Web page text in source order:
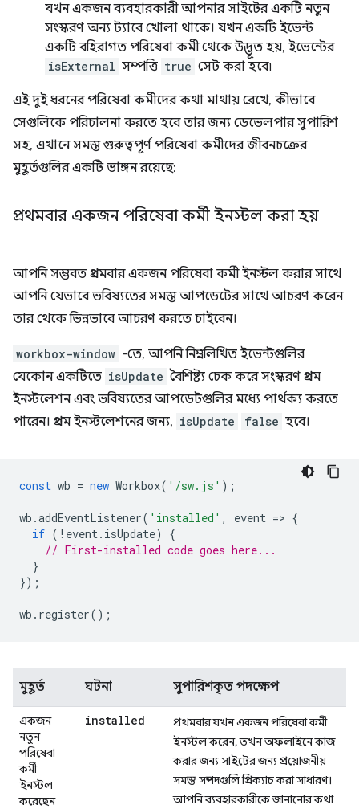
যখন একজন ব্যবহারকারী আপনার সাইটের একটি নতুন
সংস্করণ অন্য ট্যাবে খোলা থাকে। যখন একটি ইভেন্ট
একটি বহিরাগত পরিষেবা কর্মী থেকে উদ্ভূত হয়, ইভেন্টের
isExternal সম্পত্তি true সেট করা হবে৷
এই দুই ধরনের পরিষেবা কর্মীদের কথা মাথায় রেখে, কীভাবে
সেগুলিকে পরিচালনা করতে হবে তার জন্য ডেভেলপার সুপারিশ
সহ, এখানে সমস্ত গুরুত্বপূর্ণ পরিষেবা কর্মীদের জীবনচক্রের
মুহূর্তগুলির একটি ভাঙ্গন রয়েছে:
প্রথমবার একজন পরিষেবা কর্মী ইনস্টল করা হয়
আপনি সম্ভবত প্রথমবার একজন পরিষেবা কর্মী ইনস্টল করার সাথে
আপনি যেভাবে ভবিষ্যতের সমস্ত আপডেটের সাথে আচরণ করেন
তার থেকে ভিন্নভাবে আচরণ করতে চাইবেন।
workbox-window -তে, আপনি নিম্নলিখিত ইভেন্টগুলির
যেকোন একটিতে isUpdate বৈশিষ্ট্য চেক করে সংস্করণ প্রথম
ইনস্টলেশন এবং ভবিষ্যতের আপডেটগুলির মধ্যে পার্থক্য করতে
পারেন। প্রথম ইনস্টলেশনের জন্য, isUpdate false হবে।
const wb = new Workbox( '/sw.js' );
wb .addEventListener( 'installed' , event => {
if ( ! event. isUpdate)
{
// First-installed code goes here...
}
});
wb . register();
মুহূর্ত ঘটনা সুপারিশকৃত পদক্ষেপ
একজন
নতুন
পরিষেবা
কর্মী
ইনস্টল
করেছেন
installed
প্রথমবার যখন একজন পরিষেবা কর্মী
ইনস্টল করেন, তখন অফলাইনে কাজ
করার জন্য সাইটের জন্য প্রয়োজনীয়
সমস্ত সম্পদগুলি প্রিক্যাচ করা সাধারণ।
আপনি ব্যবহারকারীকে জানানোর কথা